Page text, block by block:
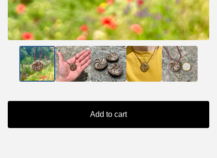
Add to cart